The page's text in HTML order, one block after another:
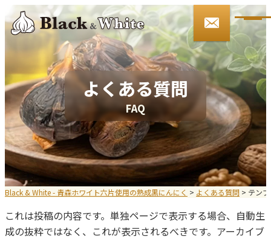
090-3146-4509
9:00～17:00 土日・祝祭日を除く
ご注文・お問い合わせ
HOME
Black&Whiteとは
お知らせ
会社案内
よくある質問
FAQ
Black & White - 青森ホワイト六片使用の熟成黒にんにく > よくある質問 > テン
これは投稿の内容です。単独ページで表示する場合、自動生
成の抜粋ではなく、これが表示されるべきです。アーカイブ